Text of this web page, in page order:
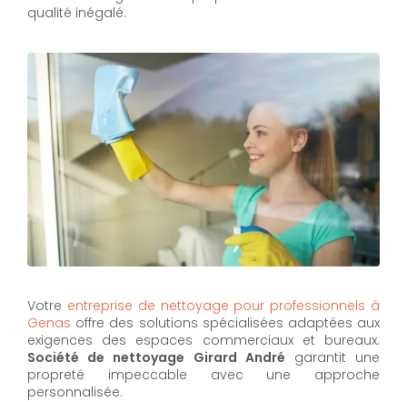
qualité inégalé.
Votre entreprise de nettoyage pour professionnels à
Genas offre des solutions spécialisées adaptées aux
exigences des espaces commerciaux et bureaux.
Société de nettoyage Girard André garantit une
propreté impeccable avec une approche
personnalisée.